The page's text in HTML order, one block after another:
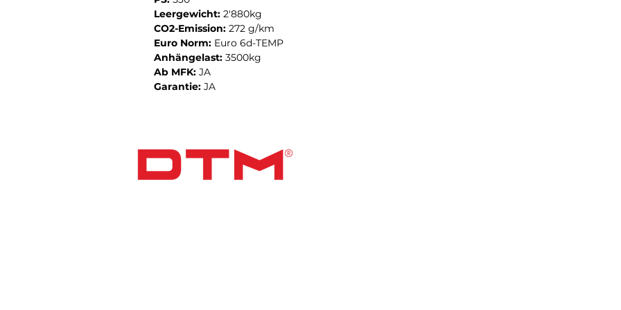
Leergewicht: 2'880kg
CO2-Emission: 272 g/km
Euro Norm: Euro 6d-TEMP
Anhängelast: 3500kg
Ab MFK: JA
Garantie: JA